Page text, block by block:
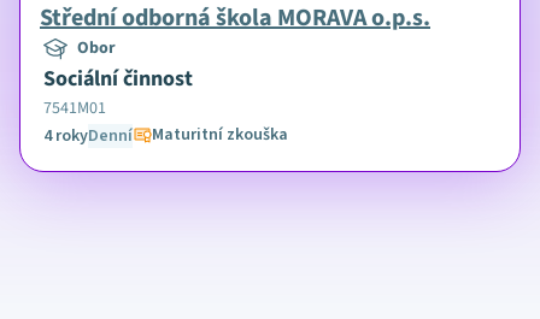
Střední odborná škola MORAVA o.p.s.
Obor
Sociální činnost
7541M01
4 rokyDenní Maturitní zkouška